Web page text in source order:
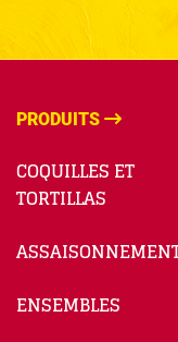
PRODUITS
COQUILLES ET
TORTILLAS
ENSEMBLES